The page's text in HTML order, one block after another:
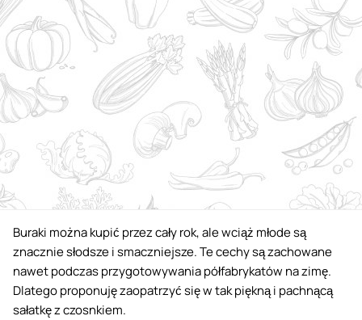
Buraki można kupić przez cały rok, ale wciąż młode są
znacznie słodsze i smaczniejsze. Te cechy są zachowane
nawet podczas przygotowywania półfabrykatów na zimę.
Dlatego proponuję zaopatrzyć się w tak piękną i pachnącą
sałatkę z czosnkiem.